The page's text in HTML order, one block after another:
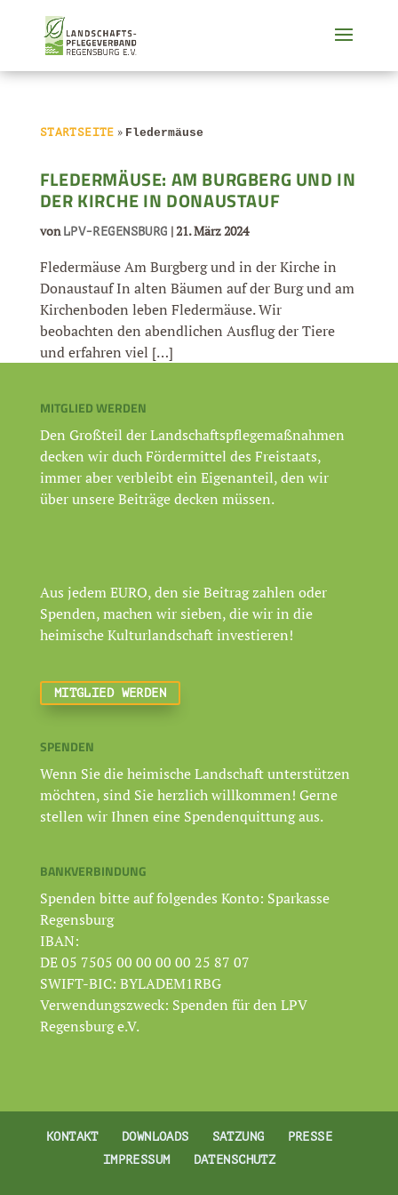
STARTSEITE » Fledermäuse
FLEDERMÄUSE: AM BURGBERG UND IN
DER KIRCHE IN DONAUSTAUF
von LPV-REGENSBURG |21. März 2024
Fledermäuse Am Burgberg und in der Kirche in
Donaustauf In alten Bäumen auf der Burg und am
Kirchenboden leben Fledermäuse. Wir
beobachten den abendlichen Ausflug der Tiere
und erfahren viel […]
MITGLIED WERDEN
Den Großteil der Landschaftspflegemaßnahmen
decken wir duch Fördermittel des Freistaats,
immer aber verbleibt ein Eigenanteil, den wir
über unsere Beiträge decken müssen.
Aus jedem EURO, den sie Beitrag zahlen oder
Spenden, machen wir sieben, die wir in die
heimische Kulturlandschaft investieren!
MITGLIED WERDEN
SPENDEN
Wenn Sie die heimische Landschaft unterstützen
möchten, sind Sie herzlich willkommen! Gerne
stellen wir Ihnen eine Spendenquittung aus.
BANKVERBINDUNG
Spenden bitte auf folgendes Konto: Sparkasse
Regensburg
IBAN:
DE 05 7505 00 00 00 00 25 87 07
SWIFT-BIC: BYLADEM1RBG
Verwendungszweck: Spenden für den LPV
Regensburg e.V.
KONTAKT DOWNLOADS SATZUNG
PRESSE
IMPRESSUM
DATENSCHUTZ